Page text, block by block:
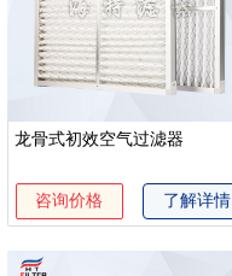
龙骨式初效空气过滤器
咨询价格 了解详情